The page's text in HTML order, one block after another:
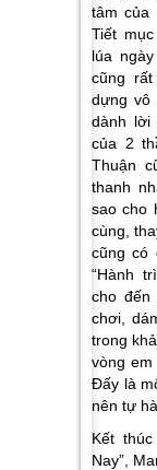
tâm của
Tiết
lúa
cũng
dựng vô
dành lời
của 2
Thuận
thanh
sao cho
cùng,
cũng có
“Hành
cho
chơi,
trong
vòng em
Đấy là
nên tự
Kết
Nay”,